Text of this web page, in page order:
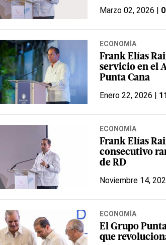
Marzo 02, 2026 |
ECONOMÍA
Frank Elías
servicio en el
Punta Cana
Enero 22, 2026 |
ECONOMÍA
Frank Elías
consecutivo
de RD
Noviembre 14,
ECONOMÍA
El Grupo
que